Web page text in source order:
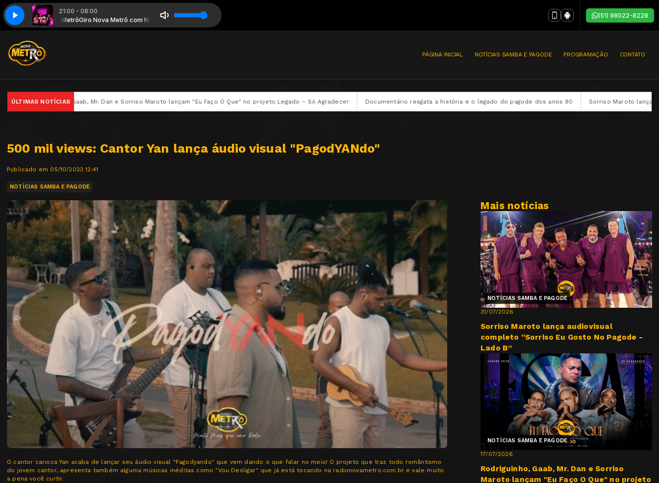
21:00 - 08:00
com Nova Metrô Giro Nova Metrô com Nova Metrô
de Fim de Noite Caju pra Baixo - 2022 - Amor de Fim de Noite
(51) 98022-8228
PÁGINA INICIAL NOTÍCIAS SAMBA E PAGODE PROGRAMAÇÃO CONTATO
ÚLTIMAS NOTÍCIAS
Gaab, Mr. Dan e Sorriso Maroto lançam "Eu Faço O Que" no projeto Legado – Só Agradecer Documentário resgata a história e o legado do pagode dos anos 90 Sorriso Maroto lança audiovisual completo
500 mil views: Cantor Yan lança áudio visual "PagodYANdo"
Publicado em 05/10/2023 12:41
NOTÍCIAS SAMBA E PAGODE
O cantor carioca Yan acaba de lançar seu áudio visual "Pagodyando" que vem dando o que falar no meio! O projeto que traz todo romântismo
do jovem cantor, apresenta também alguma músicas inéditas como "Vou Desligar" que já está tocando na radionovametro.com.br e vale muito
a pena você curtir.
Mais notícias
NOTÍCIAS SAMBA E PAGODE
31/07/2026
Sorriso Maroto lança audiovisual
completo “Sorriso Eu Gosto No Pagode -
Lado B”
NOTÍCIAS SAMBA E PAGODE
17/07/2026
Rodriguinho, Gaab, Mr. Dan e Sorriso
Maroto lançam "Eu Faço O Que" no projeto